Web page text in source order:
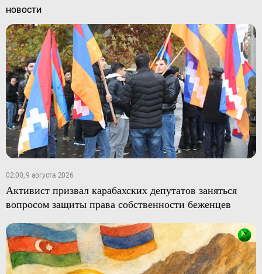
НОВОСТИ
02:00, 9 августа 2026
Активист призвал карабахских депутатов заняться
вопросом защиты права собственности беженцев